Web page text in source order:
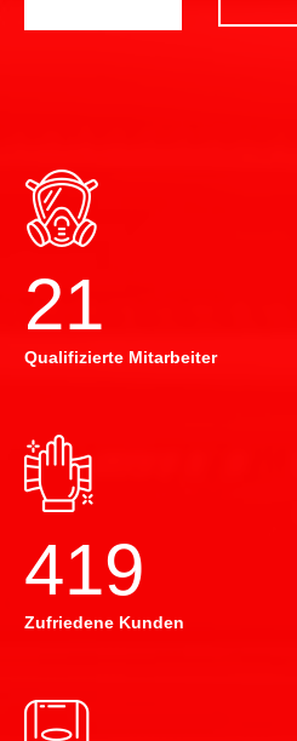
22
Qualifizierte Mitarbeiter
420
Zufriedene Kunden